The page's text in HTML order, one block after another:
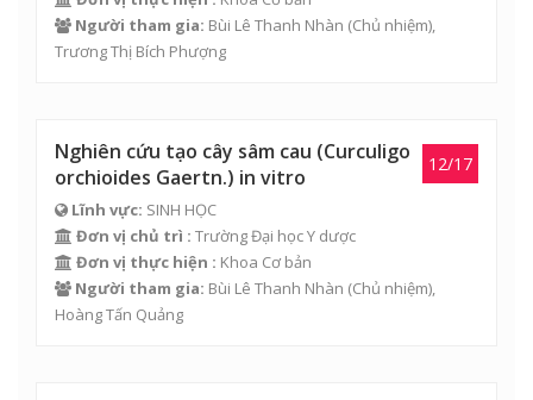
Người tham gia: Bùi Lê Thanh Nhàn (Chủ nhiệm),
Trương Thị Bích Phượng
12/17
Nghiên cứu tạo cây sâm cau (Curculigo
orchioides Gaertn.) in vitro
Lĩnh vực: SINH HỌC
Đơn vị chủ trì : Trường Đại học Y dược
Đơn vị thực hiện : Khoa Cơ bản
Người tham gia: Bùi Lê Thanh Nhàn (Chủ nhiệm),
Hoàng Tấn Quảng